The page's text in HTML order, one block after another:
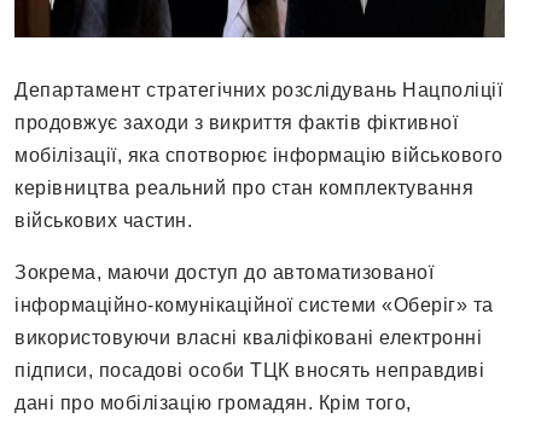
Департамент стратегічних розслідувань Нацполіції
продовжує заходи з викриття фактів фіктивної
мобілізації, яка спотворює інформацію військового
керівництва реальний про стан комплектування
військових частин.
Зокрема, маючи доступ до автоматизованої
інформаційно-комунікаційної системи «Оберіг» та
використовуючи власні кваліфіковані електронні
підписи, посадові особи ТЦК вносять неправдиві
дані про мобілізацію громадян. Крім того,